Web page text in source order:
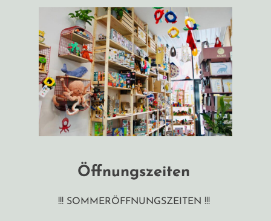
Öffnungszeiten
!!! SOMMERÖFFNUNGSZEITEN !!!